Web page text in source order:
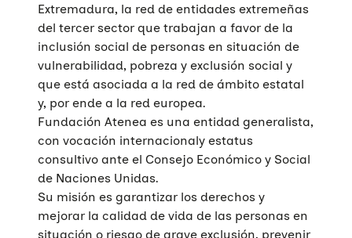
Extremadura, la red de entidades extremeñas
del tercer sector que trabajan a favor de la
inclusión social de personas en situación de
vulnerabilidad, pobreza y exclusión social y
que está asociada a la red de ámbito estatal
y, por ende a la red europea.
Fundación Atenea es una entidad generalista,
con vocación internacionaly estatus
consultivo ante el Consejo Económico y Social
de Naciones Unidas.
Su misión es garantizar los derechos y
mejorar la calidad de vida de las personas en
situación o riesgo de grave exclusión, prevenir